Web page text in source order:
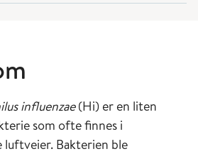
influenzae(Hi) er en liten
som ofte finnes i
Bakterien ble